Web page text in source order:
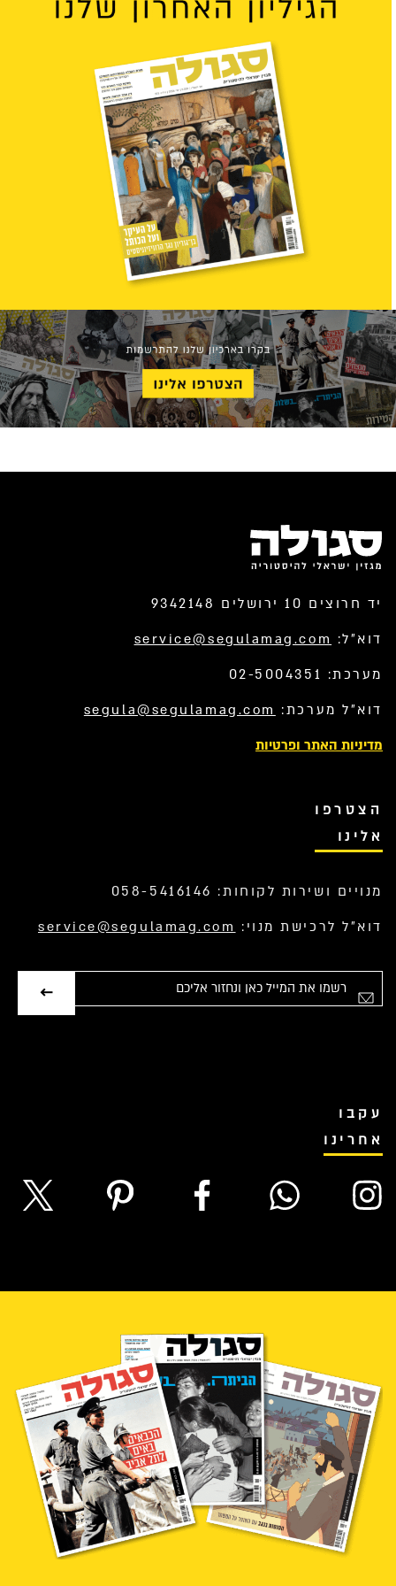
יד חרוצים 10 ירושלים 9342148
דוא”ל: service@segulamag.com
מערכת: 02-5004351
דוא”ל מערכת: segula@segulamag.com
מדיניות האתר ופרטיות
הצטרפו
אלינו
מנויים ושירות לקוחות: 058-5416146
דוא”ל לרכישת מנוי: service@segulamag.com
עקבו
אחרינו